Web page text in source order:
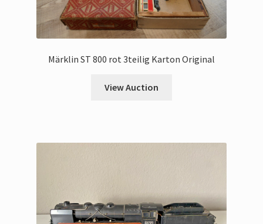
Märklin ST 800 rot 3teilig Karton Original
View Auction